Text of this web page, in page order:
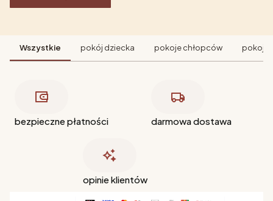
Wszystkie pokój dziecka pokoje chłopców pokoje
bezpieczne płatności darmowa dostawa
opinie klientów